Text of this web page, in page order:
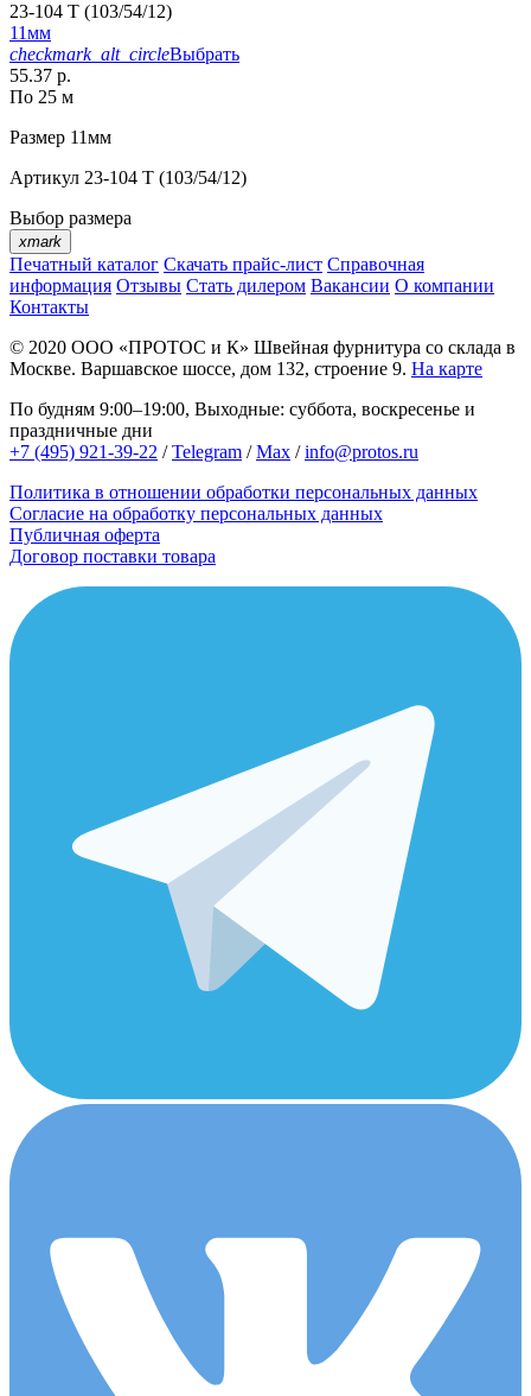
23-104 T (103/54/12)
11мм
checkmark_alt_circleВыбрать
55.37 р.
По 25 м
Размер 11мм
Артикул 23-104 T (103/54/12)
Выбор размера
xmark
Печатный каталог Скачать прайс-лист Справочная
информация Отзывы Стать дилером Вакансии О компании
Контакты
© 2020 ООО «ПРОТОС и К» Швейная фурнитура со склада в
Москве. Варшавское шоссе, дом 132, строение 9. На карте
По будням 9:00–19:00, Выходные: суббота, воскресенье и
праздничные дни
+7 (495) 921-39-22 /Telegram /Max /info@protos.ru
Политика в отношении обработки персональных данных
Согласие на обработку персональных данных
Публичная оферта
Договор поставки товара